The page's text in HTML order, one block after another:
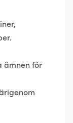
ämnen för